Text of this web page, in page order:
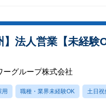
】法人営業【未経
ーグループ株式会社
用 職種・業界未経験OK 土日祝